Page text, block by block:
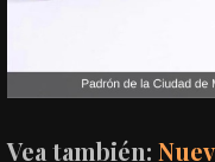
Vea también: